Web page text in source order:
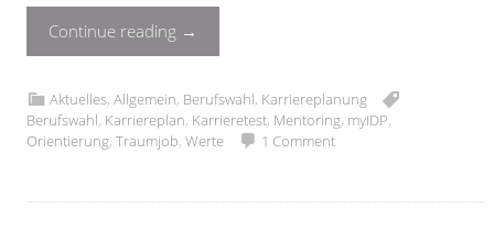
Continue reading →
Aktuelles,Allgemein, Berufswahl, Karriereplanung
Berufswahl, Karriereplan, Karrieretest, Mentoring, myIDP,
Orientierung,Traumjob,Werte 1 Comment